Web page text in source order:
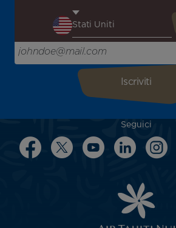
per il tuo prossimo viaggio!
Inserisci la tua email qui
Seguici